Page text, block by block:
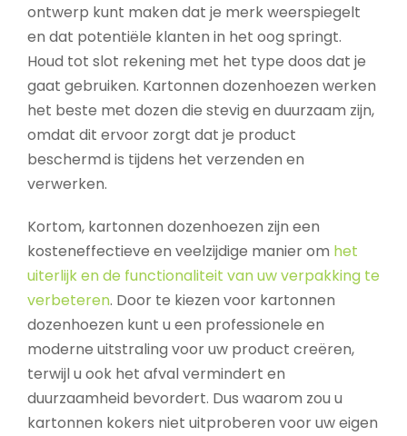
ontwerp kunt maken dat je merk weerspiegelt
en dat potentiële klanten in het oog springt.
Houd tot slot rekening met het type doos dat je
gaat gebruiken. Kartonnen dozenhoezen werken
het beste met dozen die stevig en duurzaam zijn,
omdat dit ervoor zorgt dat je product
beschermd is tijdens het verzenden en
verwerken.
Kortom, kartonnen dozenhoezen zijn een
kosteneffectieve en veelzijdige manier om het
uiterlijk en de functionaliteit van uw verpakking te
verbeteren. Door te kiezen voor kartonnen
dozenhoezen kunt u een professionele en
moderne uitstraling voor uw product creëren,
terwijl u ook het afval vermindert en
duurzaamheid bevordert. Dus waarom zou u
kartonnen kokers niet uitproberen voor uw eigen